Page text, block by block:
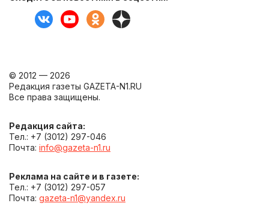
© 2012 — 2026
Редакция газеты GAZETA-N1.RU
Все права защищены.
Редакция сайта:
Тел.: +7 (3012) 297-046
Почта: info@gazeta-n1.ru
Реклама на сайте и в газете:
Тел.: +7 (3012) 297-057
Почта: gazeta-n1@yandex.ru